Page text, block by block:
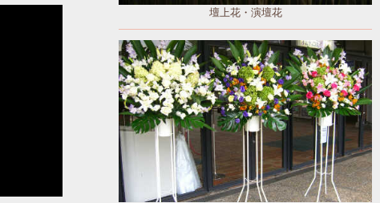
壇上花・演壇花